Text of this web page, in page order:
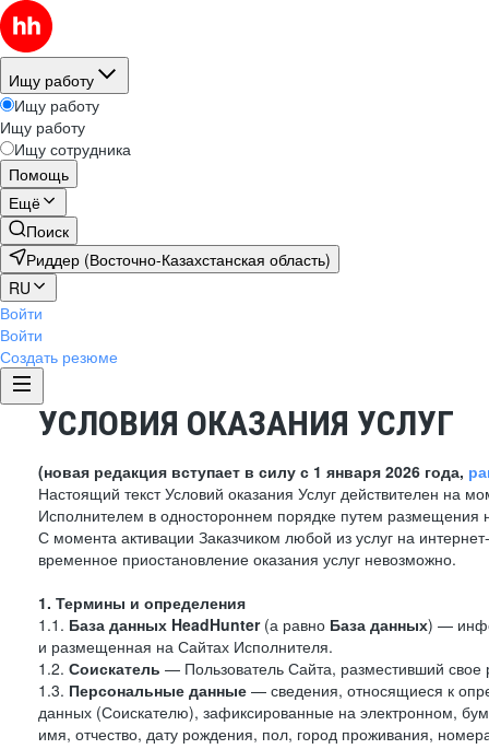
Ищу работу
Ищу работу
Ищу работу
Ищу сотрудника
Помощь
Ещё
Поиск
Риддер (Восточно-Казахстанская область)
RU
Войти
Войти
Создать резюме
УСЛОВИЯ ОКАЗАНИЯ УСЛУГ
(новая редакция вступает в силу с 1 января 2026 года,
Настоящий текст Условий оказания Услуг действителен на
Исполнителем в одностороннем порядке путем размещения
С момента активации Заказчиком любой из услуг на
временное приостановление оказания услуг невозможно.
1. Термины и определения
1.1. База данных HeadHunter(а равно База данных) —
и размещенная на Сайтах Исполнителя.
1.2. Соискатель — Пользователь Сайта, разместивший
1.3. Персональные данные — сведения, относящиеся к
данных (Соискателю), зафиксированные на электронном,
имя, отчество, дату рождения, пол, город проживания,